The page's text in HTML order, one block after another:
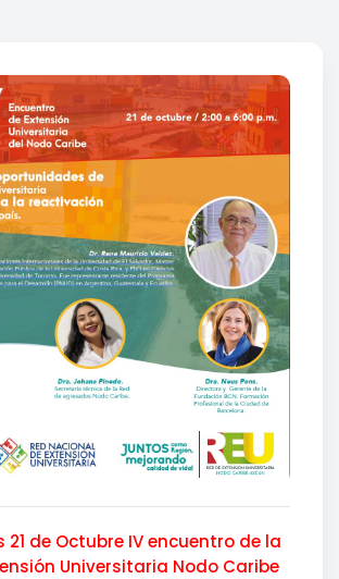
21 de Octubre IV encuentro de la
Universitaria Nodo Caribe